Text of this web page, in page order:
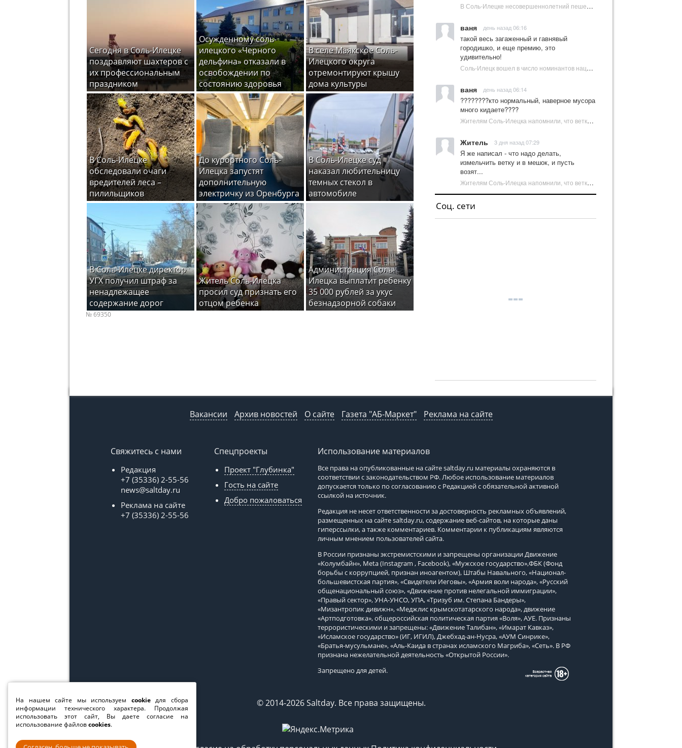
Сегодня в Соль-Илецке
поздравляют шахтеров с
их профессиональным
праздником
Осужденному соль-
илецкого «Черного
дельфина» отказали в
освобождении по
состоянию здоровья
В селе Маякское Соль-
Илецкого округа
отремонтируют крышу
дома культуры
В Соль-Илецке
обследовали очаги
вредителей леса –
пилильщиков
До курортного Соль-
Илецка запустят
дополнительную
электричку из Оренбурга
В Соль-Илецке суд
наказал любительницу
темных стекол в
автомобиле
В Соль-Илецке директор
УГХ получил штраф за
ненадлежащее
содержание дорог
Житель Соль-Илецка
просил суд признать его
отцом ребенка
Администрация Соль-
Илецка выплатит ребенку
35 000 рублей за укус
безнадзорной собаки
№ 69350
В Соль-Илецке несовершеннолетний пешеход попал под колеса автомобиля | Новости Соль-Илецка
ваня день назад 06:16
такой весь загаженный и гавнявый
городишко, и еще премию, это
удивительно!
Соль-Илецк вошел в число номинантов национальной туристической премии Russian Traveler Awards | Новости Соль-Илецка
ваня день назад 06:14
????????кто нормальный, наверное мусора
много кидаете????
Жителям Соль-Илецка напомнили, что ветки от деревьев нельзя оставлять на площадках ТКО | Новости Соль-Илецка
Житель 3 дня назад 07:29
Я же написал - что надо делать,
измельчить ветку и в мешок, и пусть
возят...
Жителям Соль-Илецка напомнили, что ветки от деревьев нельзя оставлять на площадках ТКО | Новости Соль-Илецка
Соц. сети
Вакансии Архив новостей О сайте Газета "АБ-Маркет" Реклама на сайте
Свяжитесь с нами
Редакция
+7 (35336) 2-55-56
news@saltday.ru
Реклама на сайте
+7 (35336) 2-55-56
Спецпроекты
Проект "Глубинка"
Гость на сайте
Добро пожаловаться
Использование материалов
Все права на опубликованные на сайтеsaltday.ru материалы охраняются в
соответствии с законодательством РФ. Любое использование материалов
допускается только по согласованию с Редакцией с обязательной активной
ссылкой на источник.
Редакция не несет ответственности за достоверность рекламных объявлений,
размещенных на сайтеsaltday.ru, содержание веб-сайтов, на которые даны
гиперссылки, а также комментариев. Комментарии к публикациям являются
личным мнением пользователей сайта.
В России признаны экстремистскими и запрещены организации Движение
«Колумбайн», Meta (Instagram , Facebook), «Мужское государство»,ФБК (Фонд
борьбы с коррупцией, признан иноагентом), Штабы Навального, «Национал-
большевистская партия», «Свидетели Иеговы», «Армия воли народа», «Русский
общенациональный союз», «Движение против нелегальной иммиграции»,
«Правый сектор», УНА-УНСО, УПА, «Тризуб им. Степана Бандеры»,
«Мизантропик дивижн», «Меджлис крымскотатарского народа», движение
«Артподготовка», общероссийская политическая партия «Воля», АУЕ. Признаны
террористическими и запрещены: «Движение Талибан», «Имарат Кавказ»,
«Исламское государство» (ИГ, ИГИЛ), Джебхад-ан-Нусра, «АУМ Синрике»,
«Братья-мусульмане», «Аль-Каида в странах исламского Магриба», «Сеть». В РФ
признана нежелательной деятельность «Открытой России».
Запрещено для детей.
© 2014-2026 Saltday. Все права защищены.
На нашем сайте мы используем cookieдля сбора
информации технического характера. Продолжая
использовать этот сайт, Вы даете согласие на
использование файловcookies.